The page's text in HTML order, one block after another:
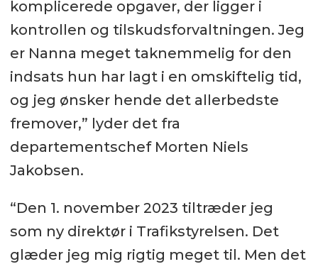
komplicerede opgaver, der ligger i
kontrollen og tilskudsforvaltningen. Jeg
er Nanna meget taknemmelig for den
indsats hun har lagt i en omskiftelig tid,
og jeg ønsker hende det allerbedste
fremover,” lyder det fra
departementschef Morten Niels
Jakobsen.
“Den 1. november 2023 tiltræder jeg
som ny direktør i Trafikstyrelsen. Det
glæder jeg mig rigtig meget til. Men det